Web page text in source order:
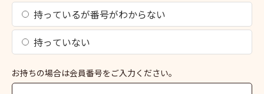
持っているが番号がわからない
持っていない
お持ちの場合は会員番号をご入力ください。